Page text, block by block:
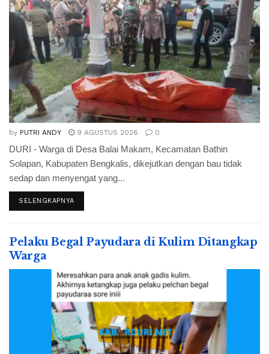
by PUTRI ANDY 9 AGUSTUS 2026 0
DURI - Warga di Desa Balai Makam, Kecamatan Bathin
Solapan, Kabupaten Bengkalis, dikejutkan dengan bau tidak
sedap dan menyengat yang...
SELENGKAPNYA
Pelaku Begal Payudara di Kulim Ditangkap
Warga